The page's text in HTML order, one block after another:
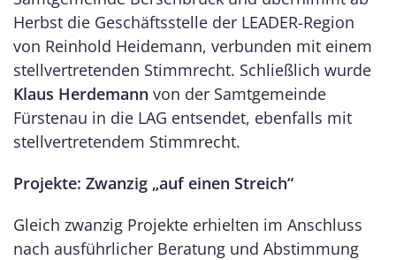
Herbst die Geschäftsstelle der LEADER-Region
von Reinhold Heidemann, verbunden mit einem
stellvertretenden Stimmrecht. Schließlich wurde
Klaus Herdemann von der Samtgemeinde
Fürstenau in die LAG entsendet, ebenfalls mit
stellvertretendem Stimmrecht.
Projekte: Zwanzig „auf einen Streich“
Gleich zwanzig Projekte erhielten im Anschluss
nach ausführlicher Beratung und Abstimmung